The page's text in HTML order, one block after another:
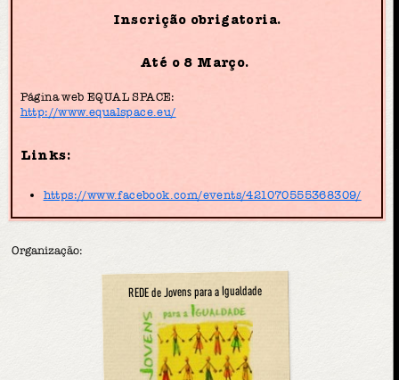
Inscrição obrigatoria.
Até o 8 Março.
Página web EQUAL SPACE:
http://www.equalspace.eu/
Links:
https://www.facebook.com/events/421070555368309/
Organização:
REDE de Jovens para a Igualdade